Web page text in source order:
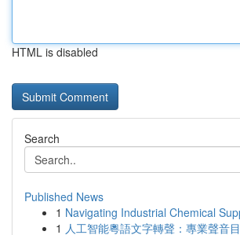
HTML is disabled
Search
Published News
1 Navigating Industrial Chemical
1 人工智能粵語文字轉聲：專業聲音